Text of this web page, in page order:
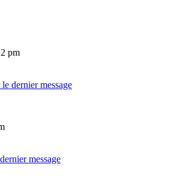
pm
dernier message
message